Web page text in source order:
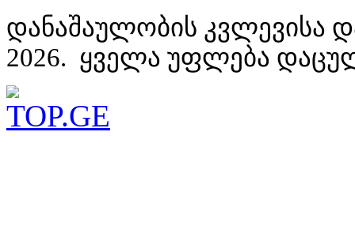
დანაშაულობის კვლევისა
2026. ყველა უფლება